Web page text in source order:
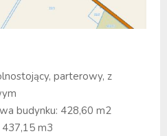
parterowy, z
budynku: 428,60 m2
m3